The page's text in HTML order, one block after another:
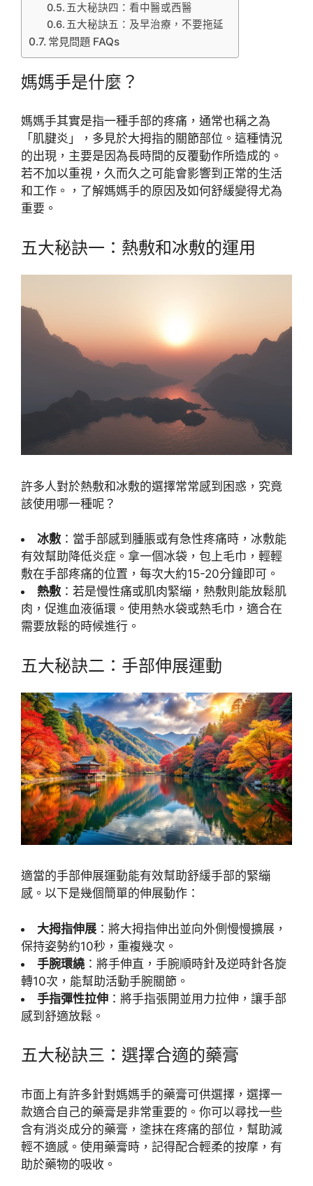
五大秘訣四：看中醫或西醫
五大秘訣五：及早治療，不要拖延
常見問題 FAQs
媽媽手是什麼？
媽媽手其實是指一種手部的疼痛，通常也稱之為
「肌腱炎」，多見於大拇指的關節部位。這種情況
的出現，主要是因為長時間的反覆動作所造成的。
若不加以重視，久而久之可能會影響到正常的生活
和工作。，了解媽媽手的原因及如何舒緩變得尤為
重要。
五大秘訣一：熱敷和冰敷的運用
許多人對於熱敷和冰敷的選擇常常感到困惑，究竟
該使用哪一種呢？
冰敷 ：當手部感到腫脹或有急性疼痛時，冰敷能
有效幫助降低炎症。拿一個冰袋，包上毛巾，輕輕
敷在手部疼痛的位置，每次大約15-20分鐘即可。
熱敷 ：若是慢性痛或肌肉緊繃，熱敷則能放鬆肌
肉，促進血液循環。使用熱水袋或熱毛巾，適合在
需要放鬆的時候進行。
五大秘訣二：手部伸展運動
適當的手部伸展運動能有效幫助舒緩手部的緊繃
感。以下是幾個簡單的伸展動作：
大拇指伸展 ：將大拇指伸出並向外側慢慢擴展，
保持姿勢約10秒，重複幾次。
手腕環繞 ：將手伸直，手腕順時針及逆時針各旋
轉10次，能幫助活動手腕關節。
手指彈性拉伸 ：將手指張開並用力拉伸，讓手部
感到舒適放鬆。
五大秘訣三：選擇合適的藥膏
市面上有許多針對媽媽手的藥膏可供選擇，選擇一
款適合自己的藥膏是非常重要的。你可以尋找一些
含有消炎成分的藥膏，塗抹在疼痛的部位，幫助減
輕不適感。使用藥膏時，記得配合輕柔的按摩，有
助於藥物的吸收。